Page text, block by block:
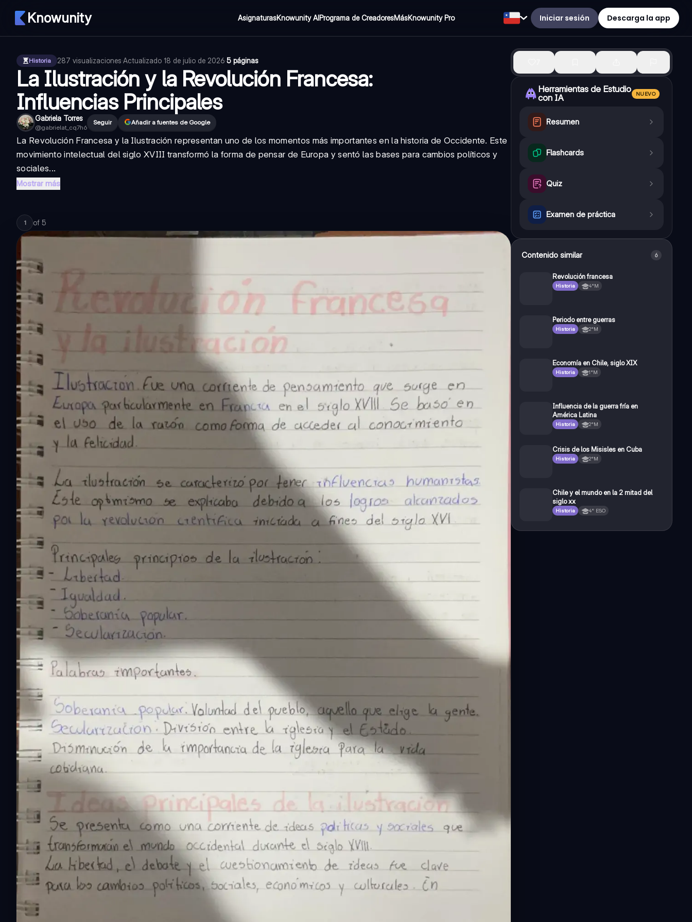
Knowunity AsignaturasKnowunity AIPrograma de CreadoresMásKnowunity Pro Iniciar sesión Descarga la app
Historia 287 visualizaciones·Actualizado 18 de julio de 2026·5 páginas
La Ilustración y la Revolución Francesa:
Influencias Principales
Gabriela Torres
@gabrielat_cq7h6
Seguir Añadir a fuentes de Google
La Revolución Francesa y la Ilustración representan uno de los momentos más importantes en la historia de Occidente. Este
movimiento intelectual del siglo XVIII transformó la forma de pensar de Europa y sentó las bases para cambios políticos y
sociales...
Mostrar más
1 of 5
Herramientas de Estudio
con IA
NUEVO
Resumen
Flashcards
Quiz
Examen de práctica
Contenido similar 6
Revolución francesa
Historia 4°M
Periodo entre guerras
Historia 2°M
Economía en Chile, siglo XIX
Historia 1°M
Influencia de la guerra fría en
América Latina
Historia 2°M
Crisis de los Misisles en Cuba
Historia 2°M
Chile y el mundo en la 2 mitad del
siglo xx
Historia 4° ESO